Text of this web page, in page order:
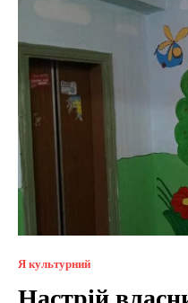
Я культурний